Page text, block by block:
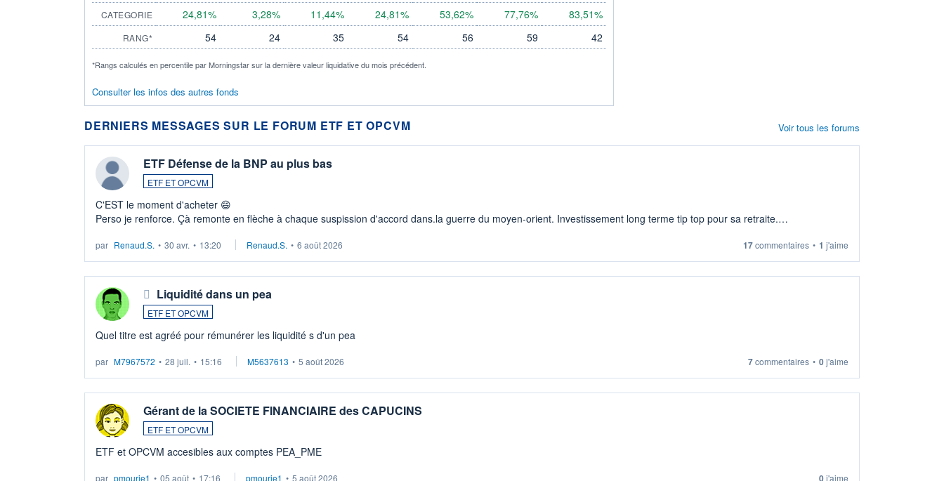
CATEGORIE 24,81% 3,28% 11,44% 24,81% 53,62% 77,76% 83,51%
RANG* 54 24 35 54 56 59 42
*Rangs calculés en percentile par Morningstar sur la dernière valeur liquidative du mois précédent.
Consulter les infos des autres fonds
DERNIERS MESSAGES SUR LE FORUM ETF ET OPCVM
ETF Défense de la BNP au plus bas
ETF ET OPCVM
C'EST le moment d'acheter 😄​
Perso je renforce. Çà remonte en flèche à chaque suspission d'accord dans.la guerre du moyen-orient. Investissement long terme tip top pour sa retraite.
par Renaud.S. • 30 avr. • 13:20 Renaud.S. • 6 août 2026 17commentaires • 1 j'aime
Liquidité dans un pea
ETF ET OPCVM
Quel titre est agréé pour rémunérer les liquidité s d'un pea
par M7967572 • 28 juil. • 15:16 M5637613 • 5 août 2026 7commentaires • 0j'aime
Gérant de la SOCIETE FINANCIAIRE des CAPUCINS
ETF ET OPCVM
ETF et OPCVM accesibles aux comptes PEA_PME
par pmourie1 • 05 août • 17:16 pmourie1 • 5 août 2026 0j'aime
Voir tous les forums